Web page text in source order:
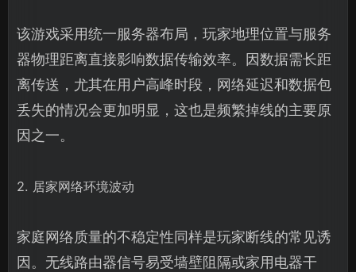
该游戏采用统一服务器布局，玩家地理位置与服务
器物理距离直接影响数据传输效率。因数据需长距
离传送，尤其在用户高峰时段，网络延迟和数据包
丢失的情况会更加明显，这也是频繁掉线的主要原
因之一。
2. 居家网络环境波动
家庭网络质量的不稳定性同样是玩家断线的常见诱
因。无线路由器信号易受墙壁阻隔或家用电器干